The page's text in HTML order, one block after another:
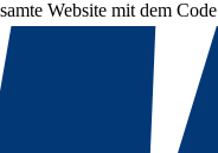
Website mit dem Code